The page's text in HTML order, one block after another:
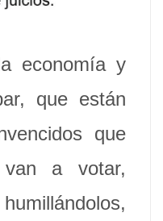
economía y
que están
que
a votar,